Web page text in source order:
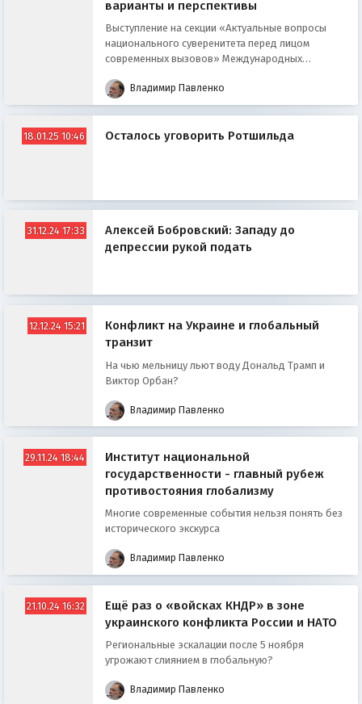
варианты и перспективы
Выступление на секции «Актуальные вопросы
национального суверенитета перед лицом
современных вызовов» Международных
Владимир Павленко
18.01.25 10:46 Осталось уговорить Ротшильда
31.12.24 17:33
Алексей Бобровский: Западу до
депрессии рукой подать
12.12.24 15:21
Конфликт на Украине и глобальный
транзит
На чью мельницу льют воду Дональд Трамп и
Виктор Орбан?
Владимир Павленко
29.11.24 18:44
Институт национальной
государственности - главный рубеж
противостояния глобализму
Многие современные события нельзя понять без
исторического экскурса
Владимир Павленко
21.10.24 16:32
Ещё раз о «войсках КНДР» в зоне
украинского конфликта России и НАТО
Региональные эскалации после 5 ноября
угрожают слиянием в глобальную?
Владимир Павленко